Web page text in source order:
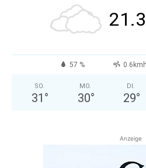
21.3
57 % 0.6kmh
SO.
31 °
MO.
30°
DI.
29°
Anzeige